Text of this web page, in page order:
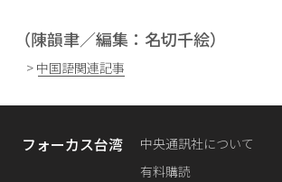
（陳韻聿／編集：名切千絵）
> 中国語関連記事
フォーカス台湾
中央通訊社について
有料購読